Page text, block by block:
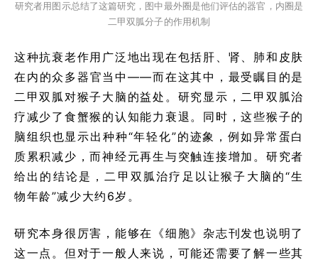
研究者用图示总结了这篇研究，图中最外圈是他们评估的器官，内圈是
二甲双胍分子的作用机制
这种抗衰老作用广泛地出现在包括肝、肾、肺和皮肤
在内的众多器官当中——而在这其中，最受瞩目的是
二甲双胍对猴子大脑的益处。研究显示，二甲双胍治
疗减少了食蟹猴的认知能力衰退。同时，这些猴子的
脑组织也显示出种种“年轻化”的迹象，例如异常蛋白
质累积减少，而神经元再生与突触连接增加。研究者
给出的结论是，二甲双胍治疗足以让猴子大脑的“生
物年龄”减少大约6岁。
研究本身很厉害，能够在《细胞》杂志刊发也说明了
这一点。但对于一般人来说，可能还需要了解一些其